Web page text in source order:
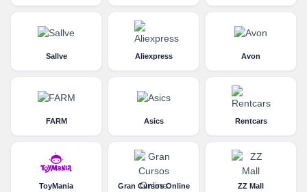
Sallve Aliexpress Avon
FARM Asics Rentcars
ToyMania Gran Cursos Online ZZ Mall